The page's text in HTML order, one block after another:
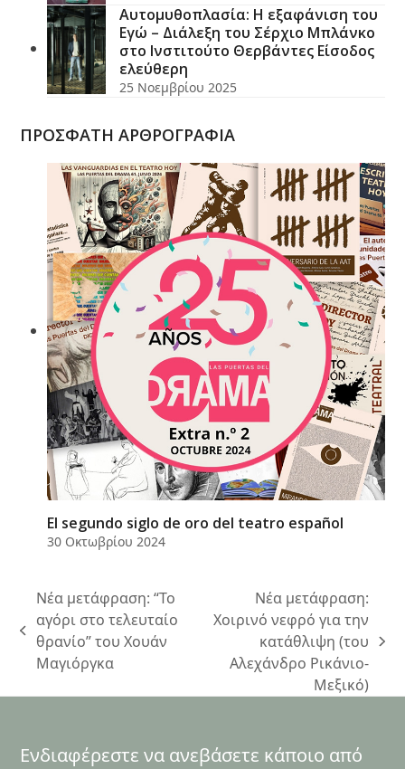
Αυτομυθοπλασία: Η εξαφάνιση του
Εγώ – Διάλεξη του Σέρχιο Μπλάνκο
στο Ινστιτούτο Θερβάντες Είσοδος
ελεύθερη
25 Νοεμβρίου 2025
ΠΡΟΣΦΑΤΗ ΑΡΘΡΟΓΡΑΦΙΑ
El segundo siglo de oro del teatro español
30 Οκτωβρίου 2024
previous
post:
Νέα μετάφραση: “Το
αγόρι στο τελευταίο
θρανίο” του Χουάν
Μαγιόργκα
post:
Νέα μετάφραση:
Χοιρινό νεφρό για την
κατάθλιψη (του
Αλεχάνδρο Ρικάνιο-
Μεξικό)
Ενδιαφέρεστε να ανεβάσετε κάποιο από